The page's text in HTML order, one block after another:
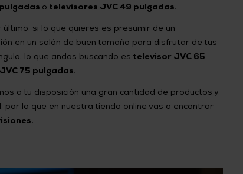
o televisores JVC 49 pulgadas.
último, si lo que quieres es presumir de un
en un salón de buen tamaño para disfrutar de tus
lo que andas buscando es televisor JVC 65
75 pulgadas.
a tu disposición una gran cantidad de productos y,
por lo que en nuestra tienda online vas a encontrar